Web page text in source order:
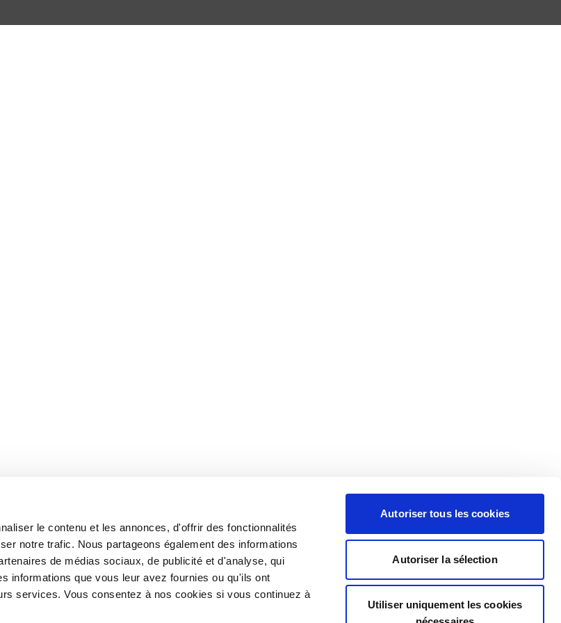
le contenu et les annonces, d'offrir des fonctionnalités
notre trafic. Nous partageons également des informations
de médias sociaux, de publicité et d'analyse, qui
informations que vous leur avez fournies ou qu'ils ont
services. Vous consentez à nos cookies si vous continuez à
Autoriser tous les cookies
Autoriser la sélection
Utiliser uniquement les cookies